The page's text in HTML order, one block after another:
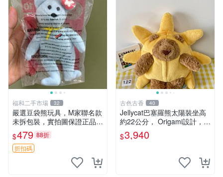
福和二手市場 32
嚴選豆袋熊玩具，M家聯名款
未拆包裝，實拍圖保證正品
豆袋玩具 嚴選 M家 豆袋熊
$479 88折
折扣碼
古色古香 40
Jellycat巴塞羅熊太陽裝坐高
約22公分， Origami設計，來
自越南。嚴選 Recommendat
ion！巴塞羅、 Origami熊、J
$3,940